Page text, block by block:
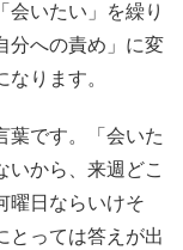
会いたい」を繰り
分への責め」に変
ります。
葉です。「会いた
いから、来週どこ
曜日ならいけそ
とっては答えが出